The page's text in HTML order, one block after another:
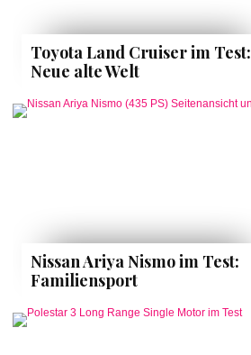
Toyota Land Cruiser im Test:
Neue alte Welt
Nissan Ariya Nismo im Test:
Familiensport